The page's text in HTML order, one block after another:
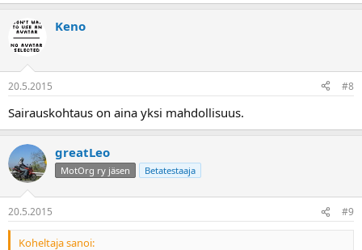
Keno
20.5.2015 #8
Sairauskohtaus on aina yksi mahdollisuus.
greatLeo
MotOrg ry jäsen Betatestaaja
20.5.2015 #9
Koheltaja sanoi: